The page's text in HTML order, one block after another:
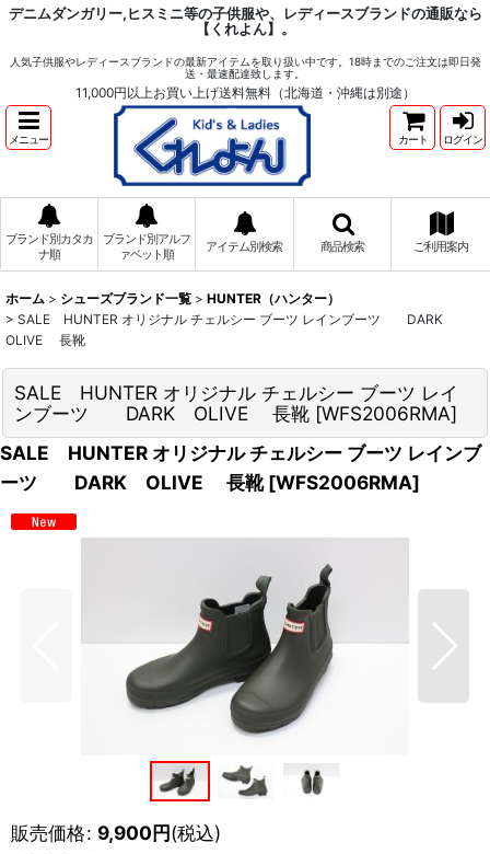
デニムダンガリー,ヒスミニ等の子供服や、レディースブランドの通販なら
【くれよん】。
人気子供服やレディースブランドの最新アイテムを取り扱い中です。18時までのご注文は即日発
送・最速配達致します。
11,000円以上お買い上げ送料無料（北海道・沖縄は別途）
メニュー カート ログイン
ブランド別カタカ
ナ順
ブランド別アルフ
ァベット順
アイテム別検索 商品検索 ご利用案内
ホーム > シューズブランド一覧 > HUNTER（ハンター）
> SALE HUNTER オリジナル チェルシー ブーツ レインブーツ DARK
OLIVE 長靴
SALE HUNTER オリジナル チェルシー ブーツ レイ
ンブーツ DARK OLIVE 長靴 [WFS2006RMA]
SALE HUNTER オリジナル チェルシー ブーツ レインブ
ーツ DARK OLIVE 長靴[WFS2006RMA]
販売価格: 9,900円(税込)